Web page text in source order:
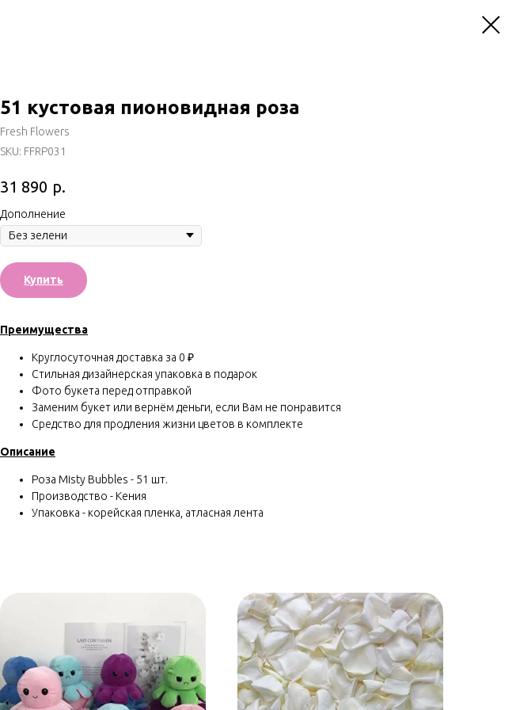
51 кустовая пионовидная роза
Fresh Flowers
SKU: FFRP031
31 890 р.
Дополнение
Купить
Преимущества
Круглосуточная доставка за 0 ₽
Стильная дизайнерская упаковка в подарок
Фото букета перед отправкой
Заменим букет или вернём деньги, если Вам не понравится
Средство для продления жизни цветов в комплекте
Описание
Роза Misty Bubbles - 51 шт.
Производство - Кения
Упаковка - корейская пленка, атласная лента